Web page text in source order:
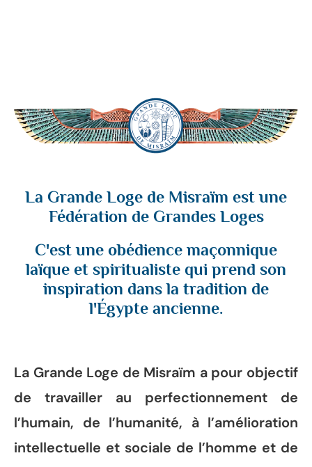
La Grande Loge de Misraïm est une
Fédération de Grandes Loges
C'est une obédience maçonnique
laïque et spiritualiste qui prend son
inspiration dans la tradition de
l'Égypte ancienne.
La Grande Loge de Misraïm a pour objectif
de travailler au perfectionnement de
l’humain, de l’humanité, à l’amélioration
intellectuelle et sociale de l’homme et de